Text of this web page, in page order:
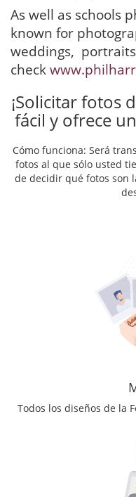
As well as schools
known for
weddings,
check
¡Solicitar fotos
fácil y ofrece
Cómo funciona: Será
fotos al que sólo usted
de decidir qué fotos son
Todos los diseños de la